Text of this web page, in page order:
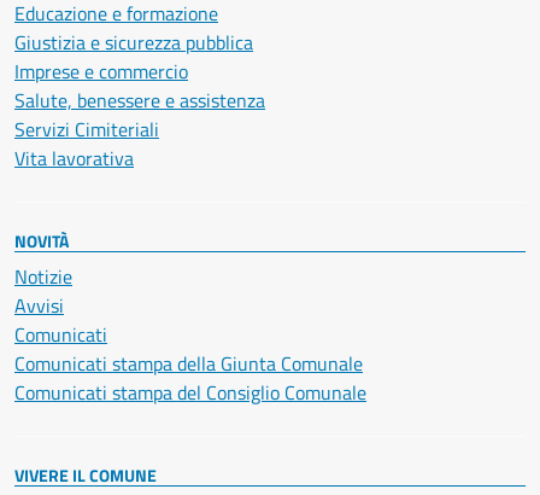
Educazione e formazione
Giustizia e sicurezza pubblica
Imprese e commercio
Salute, benessere e assistenza
Servizi Cimiteriali
Vita lavorativa
NOVITÀ
Notizie
Avvisi
Comunicati
Comunicati stampa della Giunta Comunale
Comunicati stampa del Consiglio Comunale
VIVERE IL COMUNE